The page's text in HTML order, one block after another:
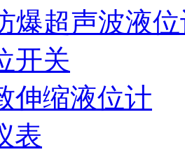
爆超声波液
开关
伸缩液位计
表